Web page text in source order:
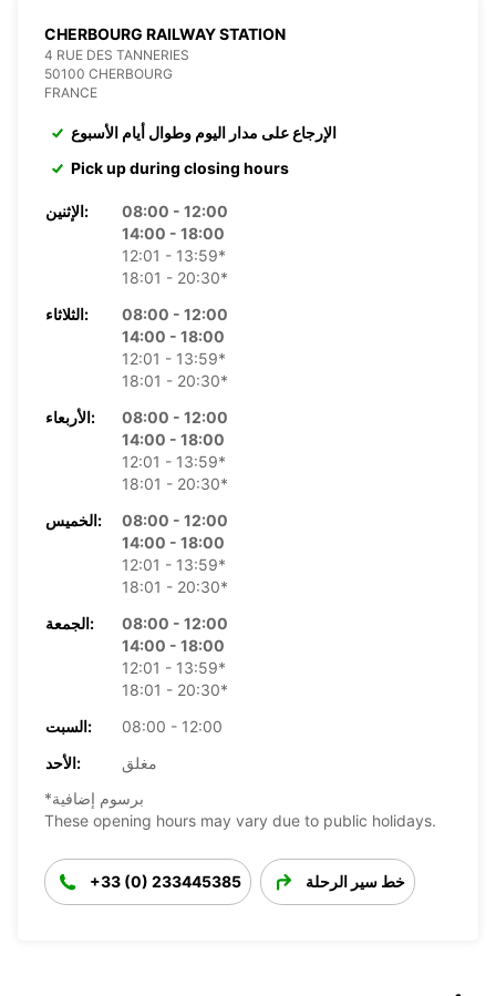
CHERBOURG RAILWAY STATION
4 RUE DES TANNERIES
50100 CHERBOURG
FRANCE
الإرجاع على مدار اليوم وطوال أيام الأسبوع
Pick up during closing hours
الإثنين:
08:00 - 12:00
14:00 - 18:00
12:01 - 13:59*
18:01 - 20:30*
الثلاثاء:
08:00 - 12:00
14:00 - 18:00
12:01 - 13:59*
18:01 - 20:30*
الأربعاء:
08:00 - 12:00
14:00 - 18:00
12:01 - 13:59*
18:01 - 20:30*
الخميس:
08:00 - 12:00
14:00 - 18:00
12:01 - 13:59*
18:01 - 20:30*
الجمعة:
08:00 - 12:00
14:00 - 18:00
12:01 - 13:59*
18:01 - 20:30*
السبت:
08:00 - 12:00
الأحد:
مغلق
*برسوم إضافية
These opening hours may vary due to public holidays.
+33 (0) 233445385 خط سير الرحلة